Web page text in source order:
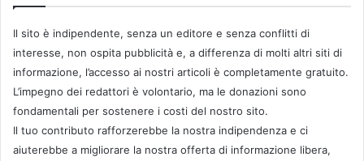
Il sito è indipendente, senza un editore e senza conflitti di
interesse, non ospita pubblicità e, a differenza di molti altri siti di
informazione, l’accesso ai nostri articoli è completamente gratuito.
L’impegno dei redattori è volontario, ma le donazioni sono
fondamentali per sostenere i costi del nostro sito.
Il tuo contributo rafforzerebbe la nostra indipendenza e ci
aiuterebbe a migliorare la nostra offerta di informazione libera,